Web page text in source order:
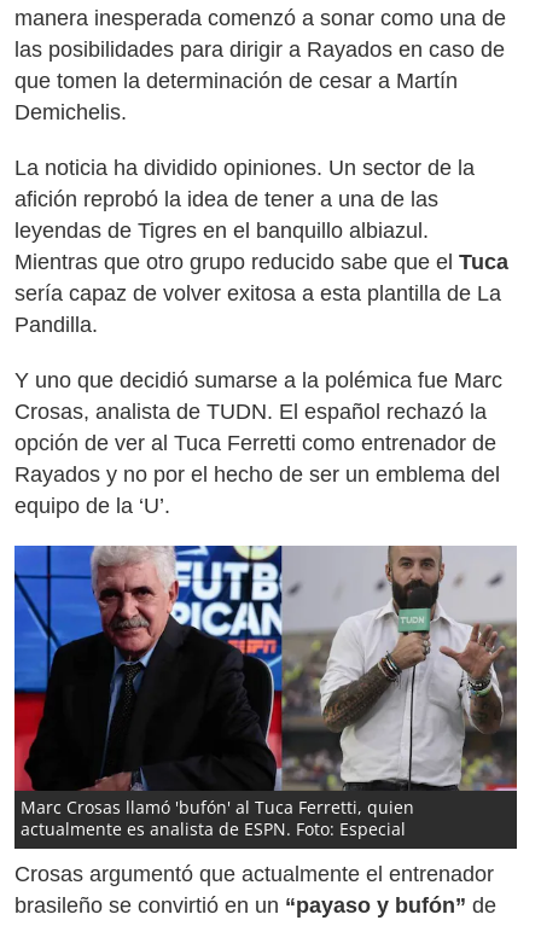
manera inesperada comenzó a sonar como una de
las posibilidades para dirigir a Rayados en caso de
que tomen la determinación de cesar a Martín
Demichelis.
La noticia ha dividido opiniones. Un sector de la
afición reprobó la idea de tener a una de las
leyendas de Tigres en el banquillo albiazul.
Mientras que otro grupo reducido sabe que el Tuca
sería capaz de volver exitosa a esta plantilla de La
Pandilla.
Y uno que decidió sumarse a la polémica fue Marc
Crosas, analista de TUDN. El español rechazó la
opción de ver al Tuca Ferretti como entrenador de
Rayados y no por el hecho de ser un emblema del
equipo de la ‘U’.
Marc Crosas llamó 'bufón' al Tuca Ferretti, quien
actualmente es analista de ESPN. Foto: Especial
Crosas argumentó que actualmente el entrenador
brasileño se convirtió en un “payaso y bufón” de